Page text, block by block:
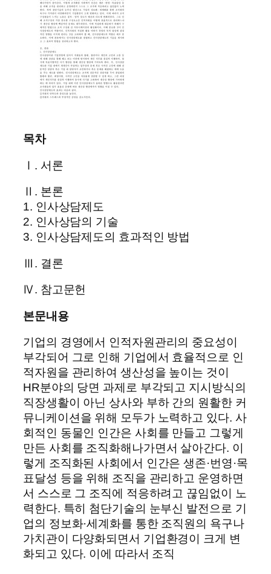
목차
Ⅰ. 서론
Ⅱ. 본론
1. 인사상담제도
2. 인사상담의 기술
3. 인사상담제도의 효과적인 방법
Ⅲ. 결론
Ⅳ. 참고문헌
본문내용
기업의 경영에서 인적자원관리의 중요성이
부각되어 그로 인해 기업에서 효율적으로 인
적자원을 관리하여 생산성을 높이는 것이
HR분야의 당면 과제로 부각되고 지시방식의
직장생활이 아닌 상사와 부하 간의 원활한 커
뮤니케이션을 위해 모두가 노력하고 있다. 사
회적인 동물인 인간은 사회를 만들고 그렇게
만든 사회를 조직화해나가면서 살아간다. 이
렇게 조직화된 사회에서 인간은 생존·번영·목
표달성 등을 위해 조직을 관리하고 운영하면
서 스스로 그 조직에 적응하려고 끊임없이 노
력한다. 특히 첨단기술의 눈부신 발전으로 기
업의 정보화·세계화를 통한 조직원의 욕구나
가치관이 다양화되면서 기업환경이 크게 변
화되고 있다. 이에 따라서 조직